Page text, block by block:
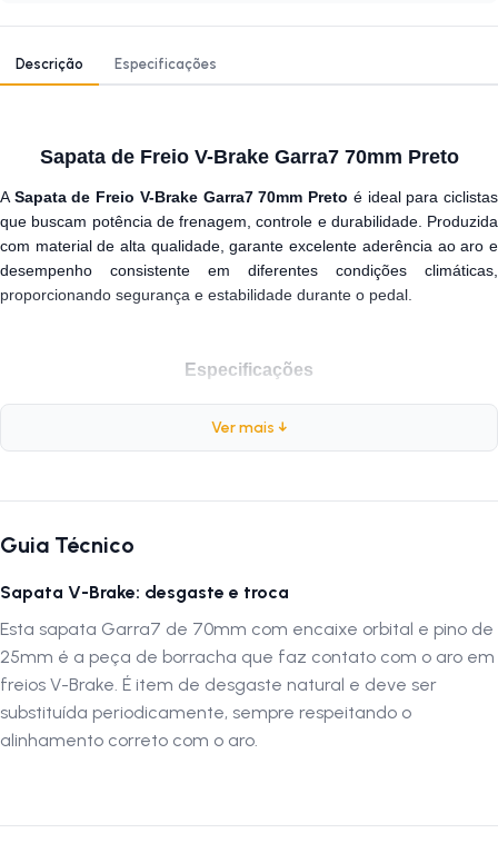
Descrição Especificações
Sapata de Freio V-Brake Garra7 70mm Preto
A Sapata de Freio V-Brake Garra7 70mm Preto é ideal para ciclistas
que buscam potência de frenagem, controle e durabilidade. Produzida
com material de alta qualidade, garante excelente aderência ao aro e
desempenho consistente em diferentes condições climáticas,
proporcionando segurança e estabilidade durante o pedal.
Especificações
Marca:Garra7
Por que escolher a Sapata Garra7
AGarra7 é referência em componentes de alta durabilidade e
desempenho para bicicletas. Suas sapatas de freio garantem
frenagens suaves, progressivas e com excelente resposta, mesmo em
trajetos longos ou sob chuva. Com encaixe orbital e acabamento de
precisão, o modelo oferece praticidade na instalação e desempenho
profissional em qualquer pedal.
Ver mais ↓
Guia Técnico
Sapata V-Brake: desgaste e troca
Esta sapata Garra7 de 70mm com encaixe orbital e pino de
25mm é a peça de borracha que faz contato com o aro em
freios V-Brake. É item de desgaste natural e deve ser
substituída periodicamente, sempre respeitando o
alinhamento correto com o aro.